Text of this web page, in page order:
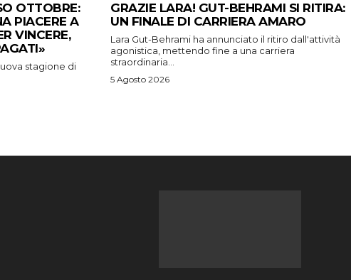
OTTOBRE:
PIACERE A
VINCERE,
stagione di
GRAZIE LARA! GUT-BEHRAMI SI RITIRA:
UN FINALE DI CARRIERA AMARO
Lara Gut-Behrami ha annunciato il ritiro dall'attività
agonistica, mettendo fine a una carriera
straordinaria...
5 Agosto 2026